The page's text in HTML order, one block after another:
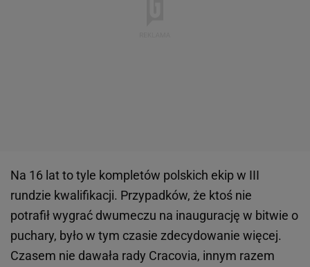
Na 16 lat to tyle kompletów polskich ekip w III
rundzie kwalifikacji. Przypadków, że ktoś nie
potrafił wygrać dwumeczu na inaugurację w bitwie o
puchary, było w tym czasie zdecydowanie więcej.
Czasem nie dawała rady Cracovia, innym razem